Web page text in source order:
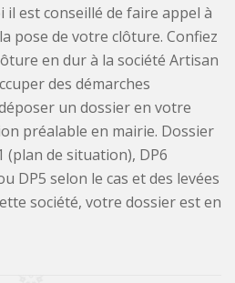
est conseillé de faire appel à
pose de votre clôture. Confiez
en dur à la société Artisan
des démarches
un dossier en votre
préalable en mairie. Dossier
(plan de situation), DP6
DP5 selon le cas et des levées
société, votre dossier est en